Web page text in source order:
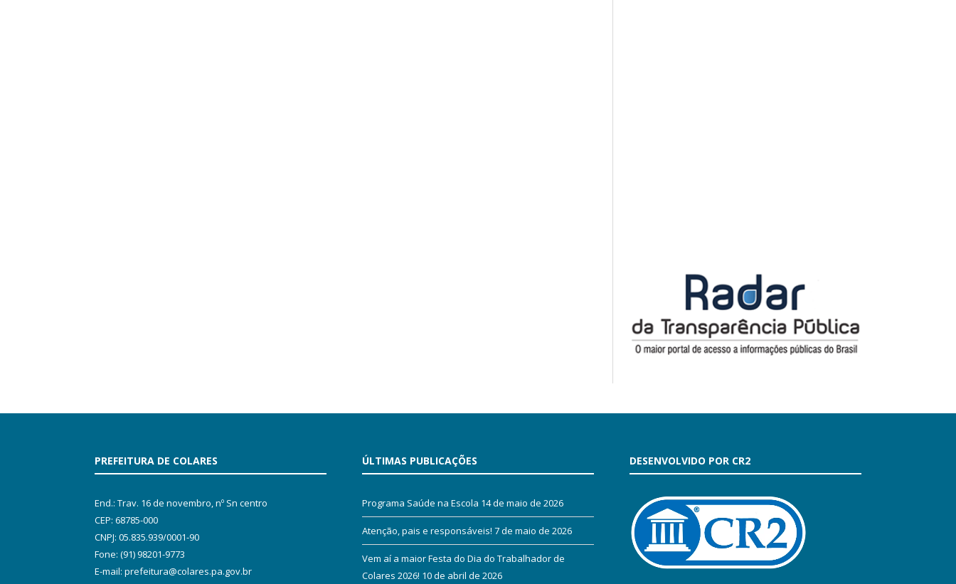
PREFEITURA DE COLARES
End.: Trav. 16 de novembro, nº Sn centro
CEP: 68785-000
CNPJ: 05.835.939/0001-90
Fone: (91) 98201-9773
E-mail: prefeitura@colares.pa.gov.br
ÚLTIMAS PUBLICAÇÕES
Programa Saúde na Escola 14 de maio de 2026
Atenção, pais e responsáveis! 7 de maio de 2026
Vem aí a maior Festa do Dia do Trabalhador de
Colares 2026! 10 de abril de 2026
DESENVOLVIDO POR CR2